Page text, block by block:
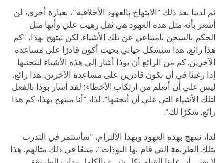
ثم لدينا بعد ذلك "الابتهاج بالعهود الأخلاقية"، بعبارة أخرى، لن
أشعر بأنه مثل هذه العهود هي ثقل رهيب علي وأنها مثل
الحكم بالسجن بامتناعي عن تلك الأشياء. لكن نبتهج بهذا، "كم
هذا رائع، هذا سيشكل حياتي بحيث أكون قادرًا على مساعدة
الآخرين. كم من الرائع أن بوذا أشار إلى هذه الأشياء لنتجنبها
إذا رغبنا في أن نكون قادرين على مساعدة الآخرين. هذا رائع.
ليس علي أن أتعلم من ارتكاب الأخطاء؛ لقد أشار بوذا بالفعل
لتلك الأشياء التي علي أن أتجنبها". لذا، "أنا مبتهج بهذا، كم هذا
رائع. شكرًا لك".
لذا، نبتهج بهذه العهود وبهذا الالتزام، "سأستمر في التدرب
بتلك الطريقة التي قام بها البوذات"، متبعًا في ذلك مثالهم. هذا